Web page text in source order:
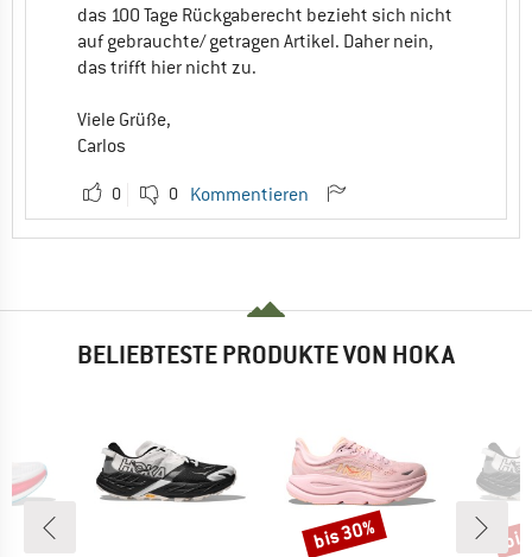
das 100 Tage Rückgaberecht bezieht sich nicht
auf gebrauchte/ getragen Artikel. Daher nein,
das trifft hier nicht zu.
Viele Grüße,
Carlos
0 0 Kommentieren
BELIEBTESTE PRODUKTE VON HOKA
Rabatt
bis 30%